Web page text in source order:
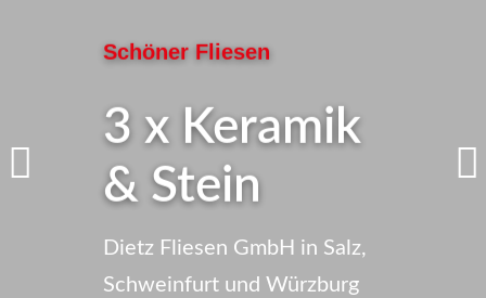
Schöner Fliesen
3 x Keramik
& Stein
Dietz Fliesen GmbH in Salz,
Schweinfurt und Würzburg